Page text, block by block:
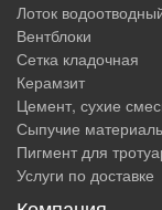
Лоток
Вентблоки
Сетка кладочная
Керамзит
Цемент, сухие
Сыпучие
Пигмент для
Услуги по доставке